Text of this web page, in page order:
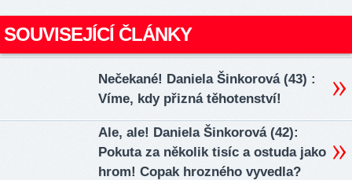
SOUVISEJÍCÍ ČLÁNKY
Nečekané! Daniela Šinkorová (43) :
Víme, kdy přizná těhotenství!
Ale, ale! Daniela Šinkorová (42):
Pokuta za několik tisíc a ostuda jako
hrom! Copak hrozného vyvedla?